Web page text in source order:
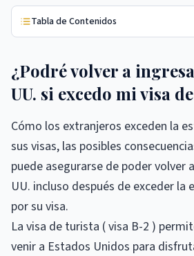
Tabla de Contenidos
¿Podré volver a
UU. si excedo mi visa
Cómo los extranjeros exceden la
sus visas, las posibles
puede asegurarse de poder volver
UU. incluso después de exceder
por su visa.
La visa de turista ( visa B-2 )
venir a Estados Unidos para